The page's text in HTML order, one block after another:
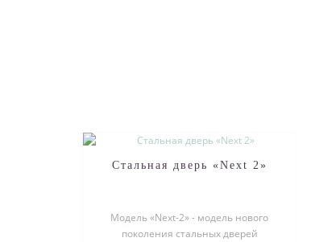
Стальная дверь «Next 2»
Модель «Next-2» - модель нового
поколения стальных дверей